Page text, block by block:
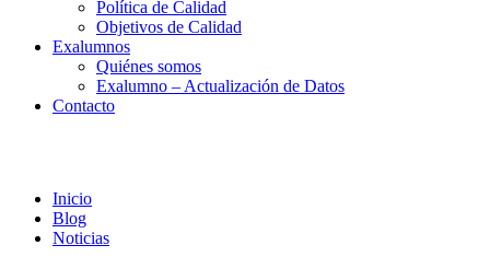
Política de Calidad
Objetivos de Calidad
Exalumnos
Quiénes somos
Exalumno – Actualización de Datos
Contacto
Inicio
Blog
Noticias